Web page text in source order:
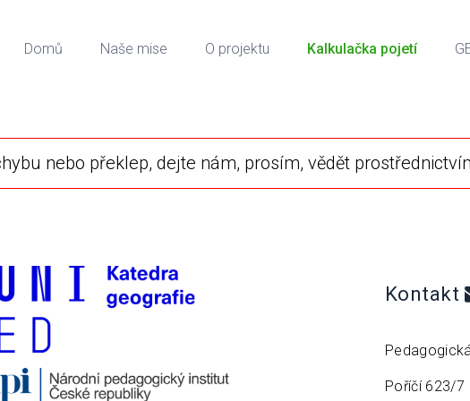
Domů Naše mise O projektu Kalkulačka pojetí
nebo překlep, dejte nám, prosím, vědět
Kontakt
Poříčí 623/7